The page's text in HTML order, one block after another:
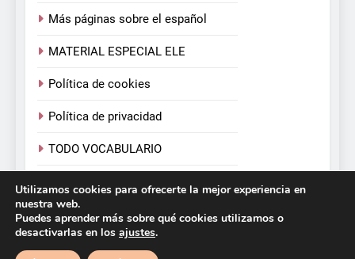
Más páginas sobre el español
MATERIAL ESPECIAL ELE
Política de cookies
Política de privacidad
TODO VOCABULARIO
Español para Extranjeros. Victoria Monera y Carmen
Calvo. 2026. Funciona gracias a
Utilizamos cookies para ofrecerte la mejor experiencia en
nuestra web.
Puedes aprender más sobre qué cookies utilizamos o
desactivarlas en los ajustes.